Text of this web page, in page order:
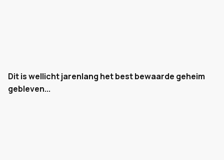
Dit is wellicht jarenlang het best bewaarde geheim
gebleven...